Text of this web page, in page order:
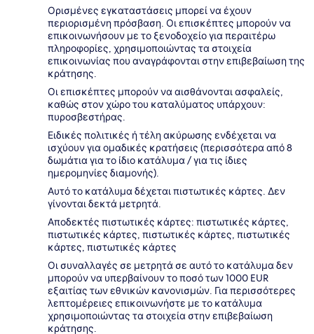
Ορισμένες εγκαταστάσεις μπορεί να έχουν
περιορισμένη πρόσβαση. Οι επισκέπτες μπορούν να
επικοινωνήσουν με το ξενοδοχείο για περαιτέρω
πληροφορίες, χρησιμοποιώντας τα στοιχεία
επικοινωνίας που αναγράφονται στην επιβεβαίωση της
κράτησης.
Οι επισκέπτες μπορούν να αισθάνονται ασφαλείς,
καθώς στον χώρο του καταλύματος υπάρχουν:
πυροσβεστήρας.
Ειδικές πολιτικές ή τέλη ακύρωσης ενδέχεται να
ισχύουν για ομαδικές κρατήσεις (περισσότερα από 8
δωμάτια για το ίδιο κατάλυμα / για τις ίδιες
ημερομηνίες διαμονής).
Αυτό το κατάλυμα δέχεται πιστωτικές κάρτες. Δεν
γίνονται δεκτά μετρητά.
Αποδεκτές πιστωτικές κάρτες: πιστωτικές κάρτες,
πιστωτικές κάρτες, πιστωτικές κάρτες, πιστωτικές
κάρτες, πιστωτικές κάρτες
Οι συναλλαγές σε μετρητά σε αυτό το κατάλυμα δεν
μπορούν να υπερβαίνουν το ποσό των 1000 EUR
εξαιτίας των εθνικών κανονισμών. Για περισσότερες
λεπτομέρειες επικοινωνήστε με το κατάλυμα
χρησιμοποιώντας τα στοιχεία στην επιβεβαίωση
κράτησης.